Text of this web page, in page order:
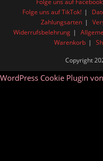
Folge uns auf
Folge uns auf TikTok!
Zahlungsarten
Widerrufsbelehrung
Warenkorb
Copyright
WordPress Cookie Plugin